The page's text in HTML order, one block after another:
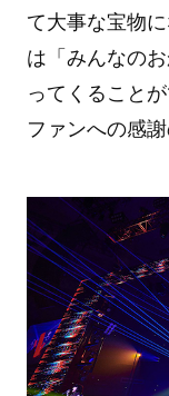
て大事な宝物
は「みんなの
ってくること
ファンへの感